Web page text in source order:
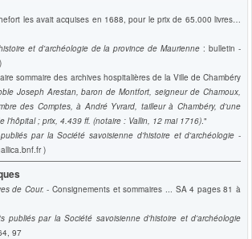
les avait acquises en 1688, pour le prix de 65.000 livres…
et d'archéologie de la province de Maurienne: bulletin -
)
sommaire des archives hospitalières de la Ville de Chambéry
Joseph Arestan, baron de Montfort, seigneur de Chamoux,
des Comptes, à André Yvrard, tailleur à Chambéry, d'une
l'hôpital ; prix, 4.439 ff. (notaire : Vallin, 12 mai 1716)."
par la Société savoisienne d'histoire et d'archéologie -
)
de Cour. - Consignements et sommaires ... SA 4 pages 81 à
publiés par la Société savoisienne d'histoire et d'archéologie
97